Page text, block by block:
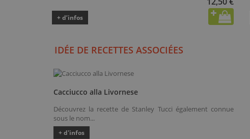
+ d’infos
IDÉE DE RECETTES ASSOCIÉES
Cacciucco alla Livornese
Découvrez la recette de Stanley Tucci également connue
sous le nom...
+ d'infos